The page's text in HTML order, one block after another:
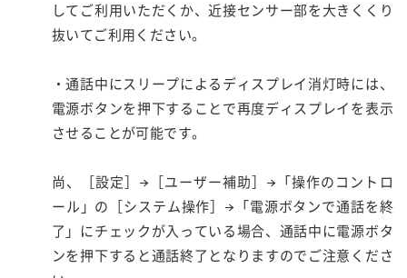
してご利用いただくか、近接センサー部を大きくくり
抜いてご利用ください。
・通話中にスリープによるディスプレイ消灯時には、
電源ボタンを押下することで再度ディスプレイを表示
させることが可能です。
尚、［設定］→［ユーザー補助］→「操作のコントロ
ール」の［システム操作］→「電源ボタンで通話を終
了」にチェックが入っている場合、通話中に電源ボタ
ンを押下すると通話終了となりますのでご注意くださ